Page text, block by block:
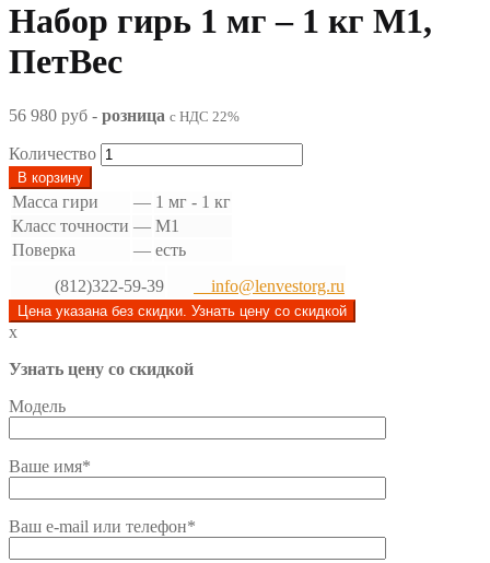
Набор гирь 1 мг – 1 кг M1,
ПетВес
56 980 руб - розница с НДС 22%
Количество
В корзину
Масса гири — 1 мг - 1 кг
Класс точности — М1
Поверка
— есть
(812)322-59-39
info@lenvestorg.ru
Цена указана без скидки. Узнать цену со скидкой
x
Узнать цену со скидкой
Модель
Ваше имя*
Ваш e-mail или телефон*